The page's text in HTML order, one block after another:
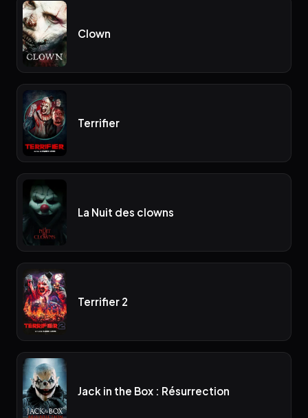
Clown
Terrifier
La Nuit des clowns
Terrifier 2
Jack in the Box : Résurrection